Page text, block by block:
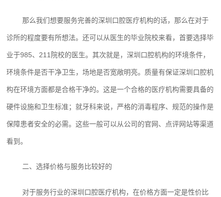
那么我们想要服务完善的深圳口腔医疗机构的话，那么在对于
诊所的程度要有所想法。还可以从医生的毕业院校来看，首要选择毕
业于985、211院校的医生。其次就是，深圳口腔机构的环境条件，
环境条件是否干净卫生，场地是否宽敞明亮。质量有保证深圳口腔机
构在环境方面都是合格干净的。这是一个合格的医疗机构需要具备的
硬件设施和卫生标准；就牙科来说，严格的消毒程序、规范的操作是
保障患者安全的必需。这些一般可以从公司的官网、点评网站等渠道
看到。
二、选择价格与服务比较好的
对于服务行业的深圳口腔医疗机构，在价格方面一定是性价比